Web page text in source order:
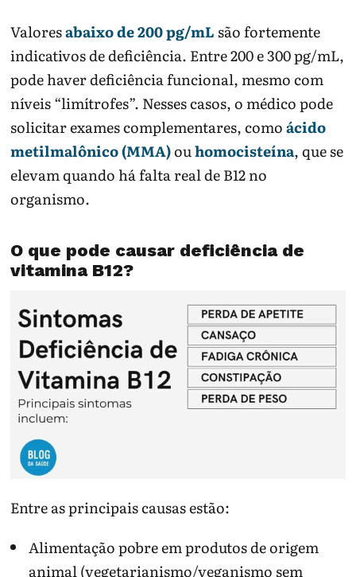
Valoresabaixo de 200 pg/mL são fortemente
indicativos de deficiência. Entre 200 e 300 pg/mL,
pode haver deficiência funcional, mesmo com
níveis “limítrofes”. Nesses casos, o médico pode
solicitar exames complementares, comoácido
metilmalônico (MMA)ouhomocisteína, que se
elevam quando há falta real de B12 no
organismo.
O que pode causar deficiência de
vitamina B12?
Entre as principais causas estão:
Alimentação pobre em produtos de origem
animal (vegetarianismo/veganismo sem